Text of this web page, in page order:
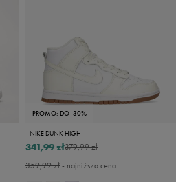
PROMO: DO -30%
NIKE DUNK HIGH
379,99 zł
341,99 zł
359,99 zł- najniższa cena